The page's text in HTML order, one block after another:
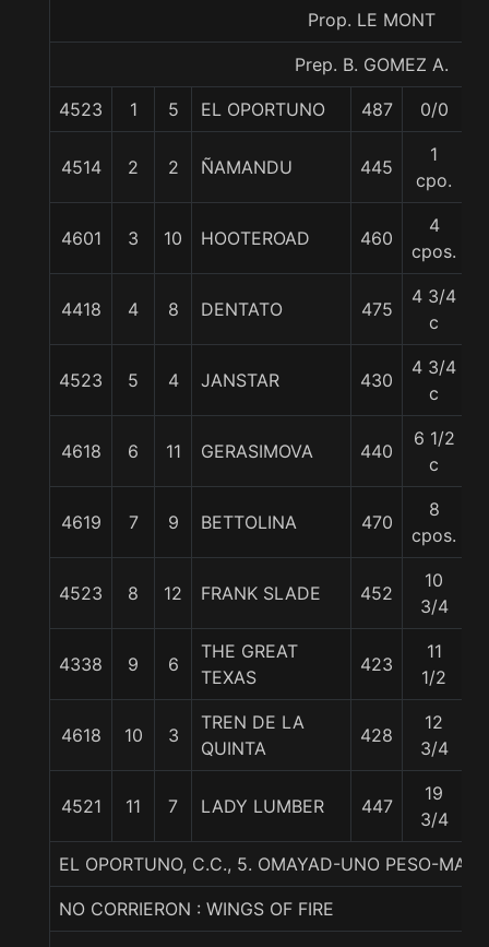
Prop. LE MONT
Prep. B. GOMEZ A.
4523 1 5 EL OPORTUNO 487 0/0
4514 2 2 ÑAMANDU 445
1
cpo.
4601 3 10 HOOTEROAD 460
4
cpos.
4418 4 8 DENTATO 475
4 3/4
c
4523 5 4 JANSTAR 430
4 3/4
c
4618 6 11 GERASIMOVA 440
6 1/2
c
4619 7 9 BETTOLINA 470
8
cpos.
4523 8 12 FRANK SLADE 452
10
3/4
4338 9 6
THE GREAT
TEXAS
423
11
1/2
4618 10 3
TREN DE LA
QUINTA
428
12
3/4
4521 11 7 LADY LUMBER 447
19
3/4
EL OPORTUNO, C.C., 5. OMAYAD-UNO PESO-
NO CORRIERON : WINGS OF FIRE